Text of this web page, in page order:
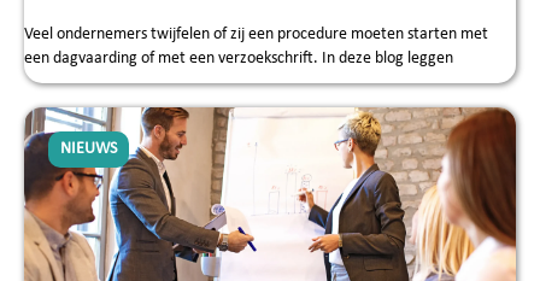
Veel ondernemers twijfelen of zij een procedure moeten starten met
een dagvaarding of met een verzoekschrift. In deze blog leggen
NIEUWS